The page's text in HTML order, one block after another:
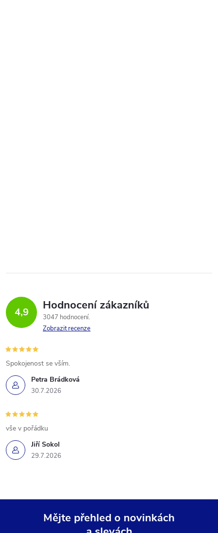
4,9 Hodnocení zákazníků
3047 hodnocení
Zobrazit recenze
Petra Brádková
30.7.2026
Spokojenost se vším.
Jiří Sokol
29.7.2026
vše v pořádku
Mějte přehled o novinkách